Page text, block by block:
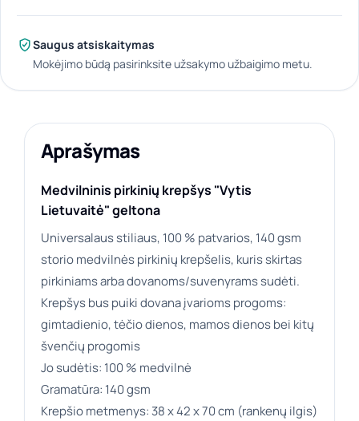
Saugus atsiskaitymas
Mokėjimo būdą pasirinksite užsakymo užbaigimo metu.
Aprašymas
Medvilninis pirkinių krepšys "Vytis
Lietuvaitė" geltona
Universalaus stiliaus, 100 % patvarios, 140 gsm
storio medvilnės pirkinių krepšelis, kuris skirtas
pirkiniams arba dovanoms/suvenyrams sudėti.
Krepšys bus puiki dovana įvarioms progoms:
gimtadienio, tėčio dienos, mamos dienos bei kitų
švenčių progomis
Jo sudėtis: 100 % medvilnė
Gramatūra: 140 gsm
Krepšio metmenys: 38 x 42 x 70 cm (rankenų ilgis)